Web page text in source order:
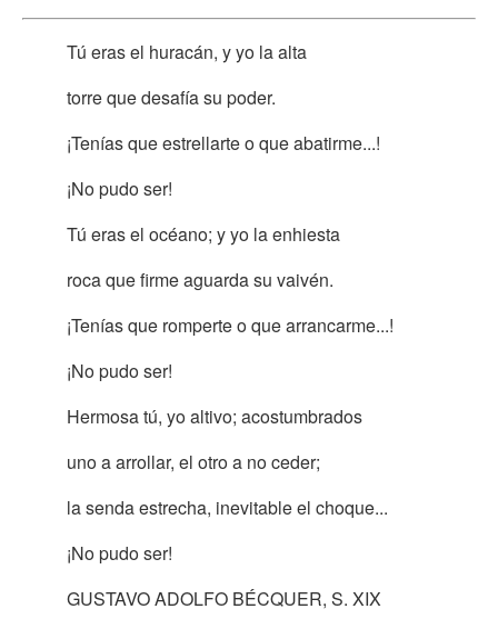
Tú eras el huracán, y yo la alta
torre que desafía su poder.
¡Tenías que estrellarte o que abatirme...!
¡No pudo ser!
Tú eras el océano; y yo la enhiesta
roca que firme aguarda su vaivén.
¡Tenías que romperte o que arrancarme...!
¡No pudo ser!
Hermosa tú, yo altivo; acostumbrados
uno a arrollar, el otro a no ceder;
la senda estrecha, inevitable el choque...
¡No pudo ser!
GUSTAVO ADOLFO BÉCQUER, S. XIX